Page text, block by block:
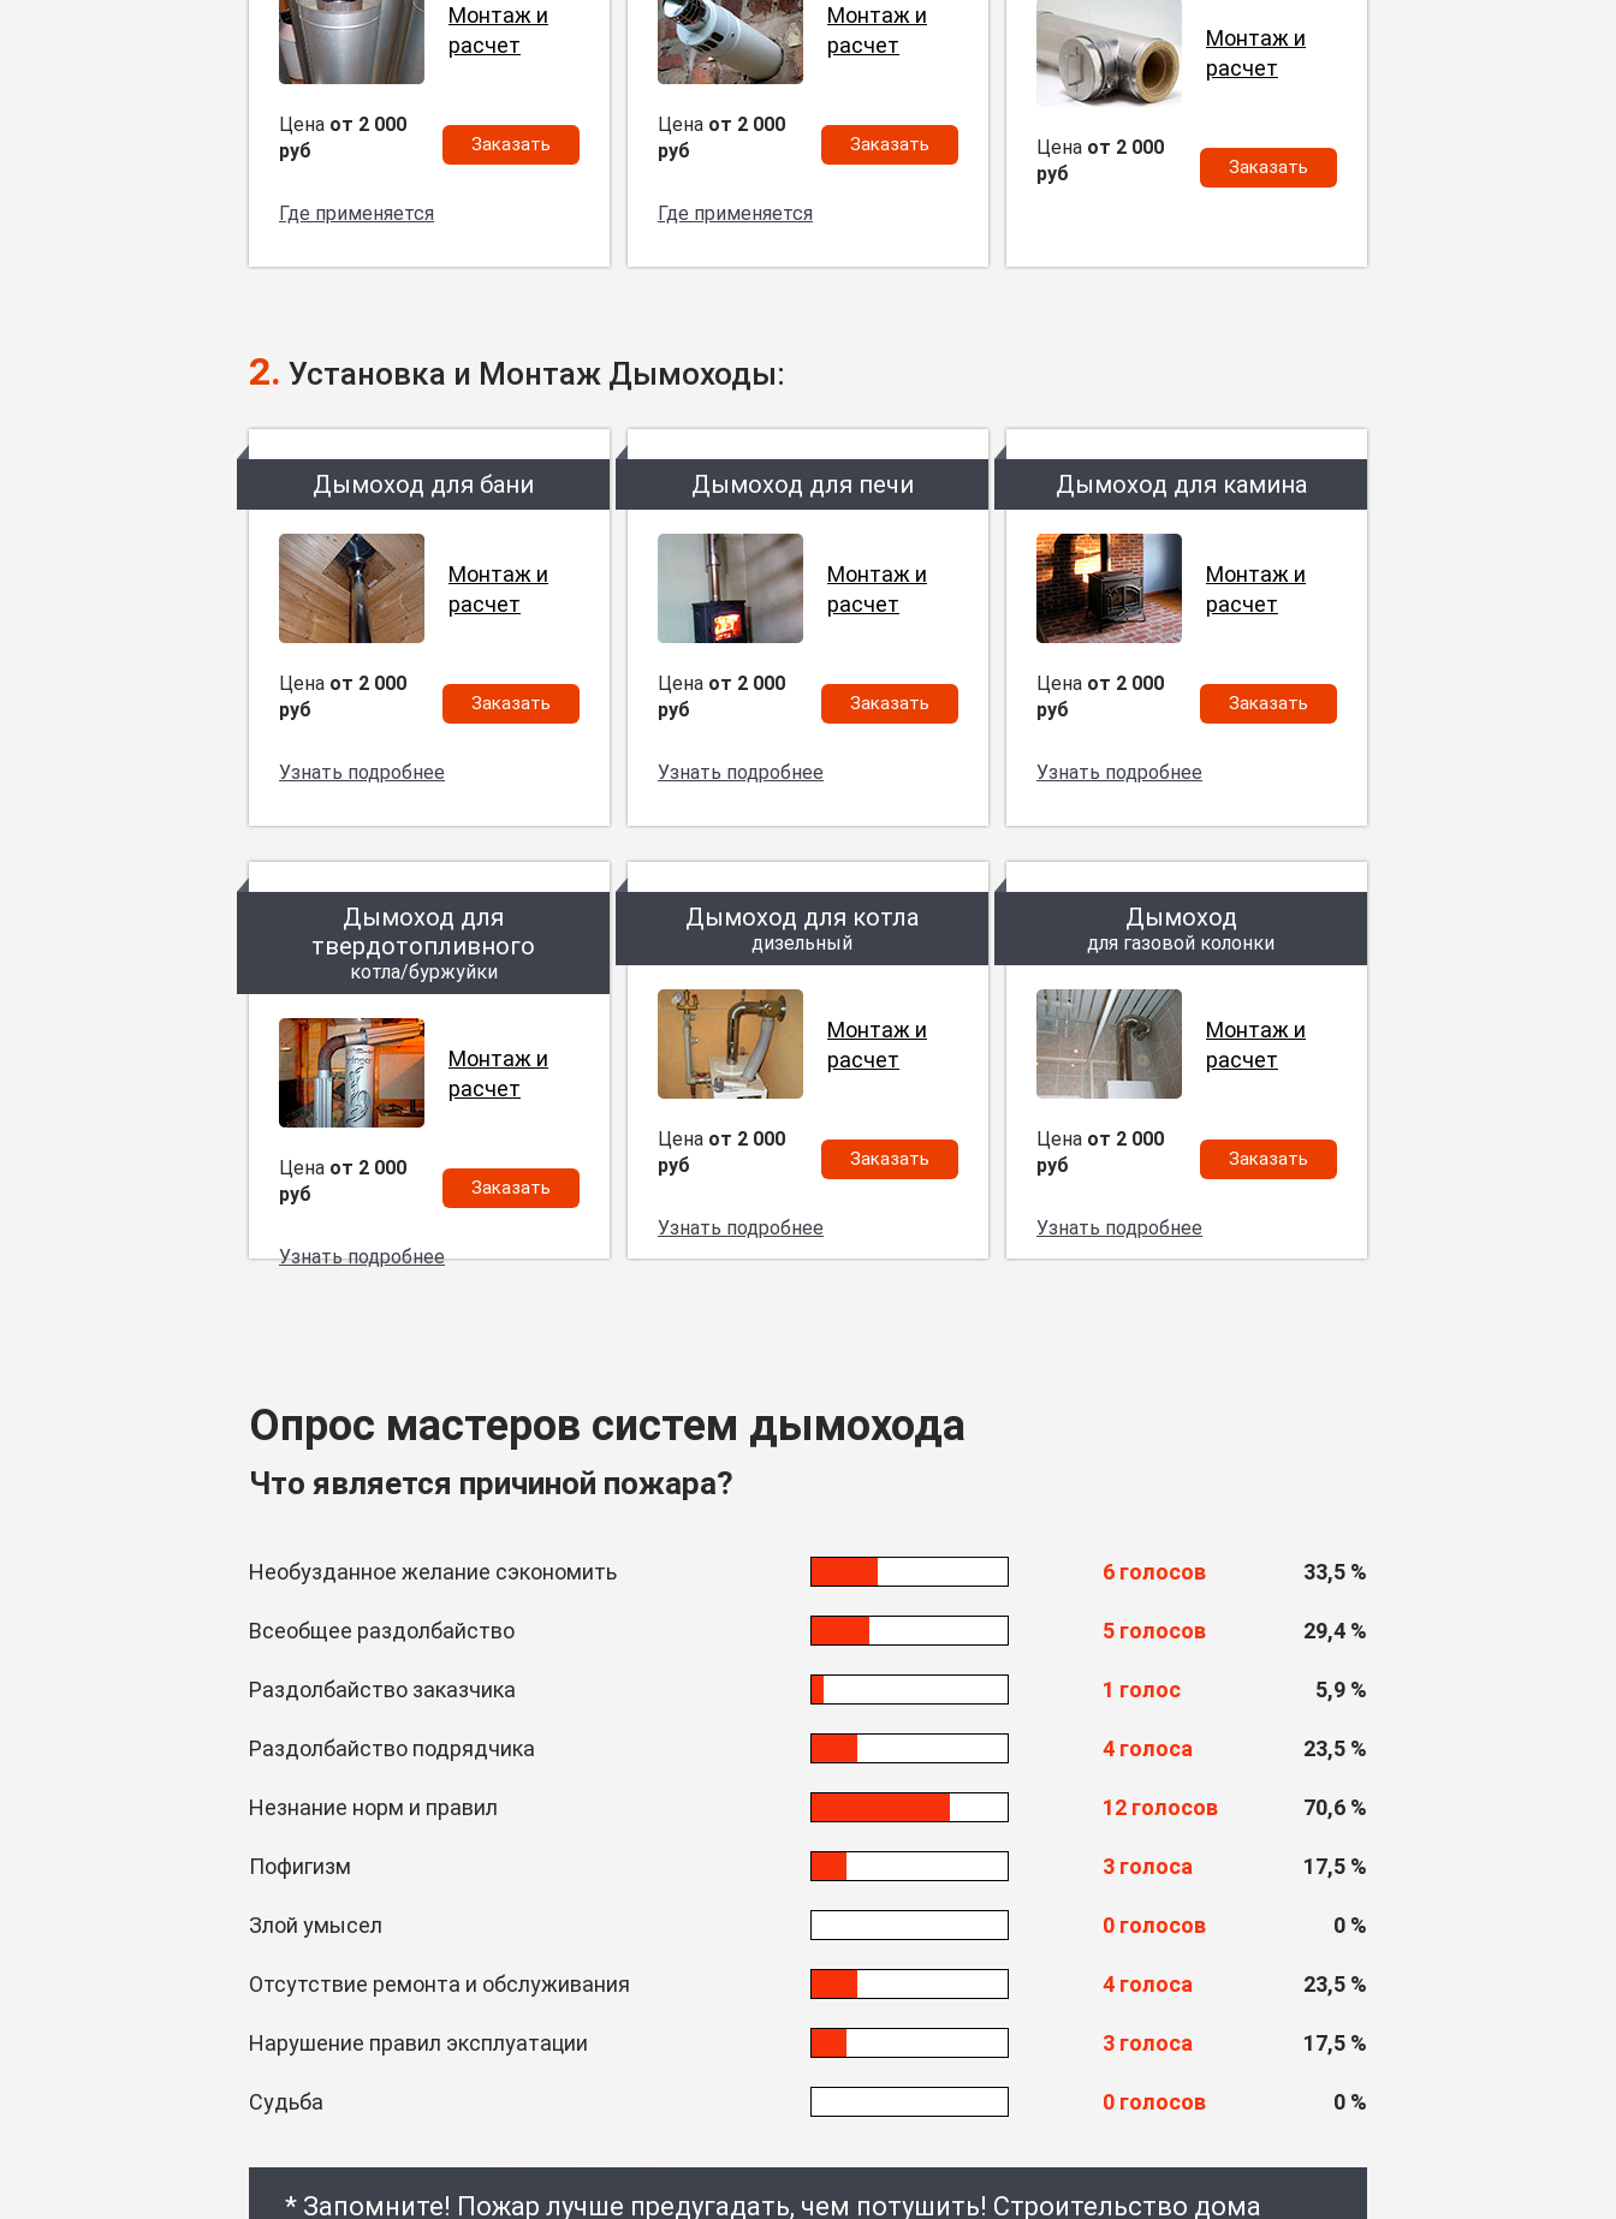
Монтаж и
расчет
Цена от 2 000
руб
Заказать
Где применяется
Монтаж и
расчет
Цена от 2 000
руб
Заказать
Где применяется
Монтаж и
расчет
Цена от 2 000
руб
Заказать
2. Установка и Монтаж Дымоходы:
Дымоход для бани
Монтаж и
расчет
Цена от 2 000
руб
Заказать
Узнать подробнее
Дымоход для печи
Монтаж и
расчет
Цена от 2 000
руб
Заказать
Узнать подробнее
Дымоход для камина
Монтаж и
расчет
Цена от 2 000
руб
Заказать
Узнать подробнее
Дымоход для
твердотопливного
котла/буржуйки
Монтаж и
расчет
Цена от 2 000
руб
Заказать
Узнать подробнее
Дымоход для котла
дизельный
Монтаж и
расчет
Цена от 2 000
руб
Заказать
Узнать подробнее
Дымоход
для газовой колонки
Монтаж и
расчет
Цена от 2 000
руб
Заказать
Узнать подробнее
Опрос мастеров систем дымохода
Что является причиной пожара?
Необузданное желание сэкономить 6 голосов 33,5 %
Всеобщее раздолбайство 5 голосов 29,4 %
Раздолбайство заказчика 1 голос 5,9 %
Раздолбайство подрядчика 4 голоса 23,5 %
Незнание норм и правил 12 голосов 70,6 %
Пофигизм 3 голоса 17,5 %
Злой умысел 0 голосов 0 %
Отсутствие ремонта и обслуживания 4 голоса 23,5 %
Нарушение правил эксплуатации 3 голоса 17,5 %
Судьба 0 голосов 0 %
* Запомните! Пожар лучше предугадать, чем потушить! Строительство дома